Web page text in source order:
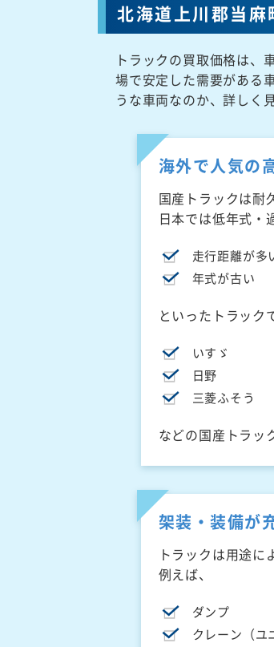
北海道上川郡当麻
トラックの買取価格は、
場で安定した需要がある
うな車両なのか、詳しく
海外で人気の
国産トラックは耐
日本では低年式・
走行距離が多
年式が古い
といったトラック
いすゞ
日野
三菱ふそう
などの国産トラッ
架装・装備が
トラックは用途に
例えば、
ダンプ
クレーン（ユ